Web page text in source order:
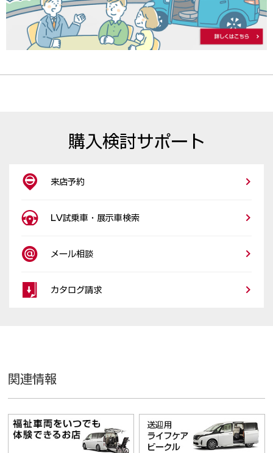
購入検討サポート
来店予約
LV試乗車・展示車検索
メール相談
カタログ請求
関連情報